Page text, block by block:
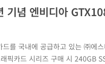
기념 엔비디아
를 국내에 공급하고 있는 ㈜에
픽카드 시리즈 구매 시 240GB